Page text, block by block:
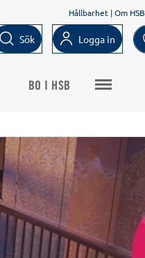
Hållbarhet |Om HSB
Sök Logga in
BO I HSB